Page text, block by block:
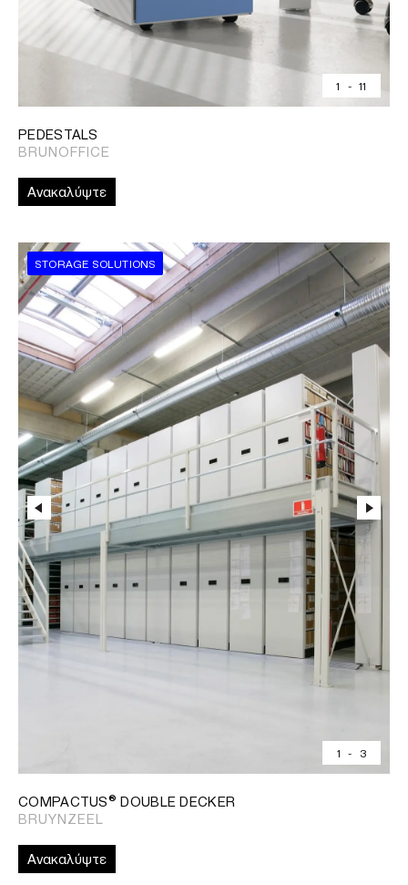
1 - 11
PEDESTALS
BRUNOFFICE
Ανακαλύψτε
STORAGE SOLUTIONS
1 - 3
COMPACTUS® DOUBLE DECKER
BRUYNZEEL
Ανακαλύψτε